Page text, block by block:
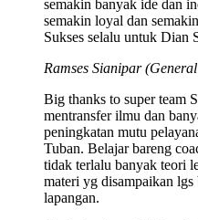
semakin banyak ide dan
semakin loyal dan
Sukses selalu untuk Dian
Ramses Sianipar
Big thanks to super team
mentransfer ilmu dan
peningkatan mutu
Tuban. Belajar bareng
tidak terlalu banyak teori
materi yg disampaikan
lapangan.